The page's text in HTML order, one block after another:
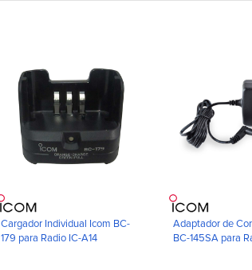
Cargador Individual Icom BC-
179 para Radio IC-A14
Adaptador de
BC-145SA para